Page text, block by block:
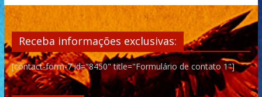
Receba informações exclusivas:
[contact-form-7 id="8450" title="Formulário de contato 1"]